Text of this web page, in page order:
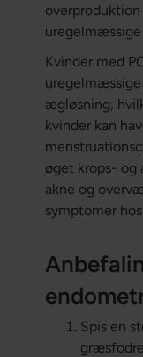
Kvinder med
ægløsning,
kvinder kan
øget krops- og
akne og
symptomer
Spis en